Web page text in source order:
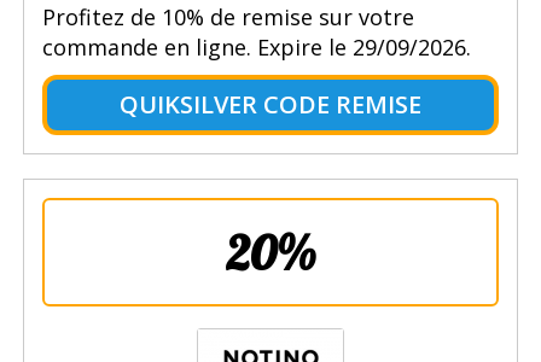
Profitez de 10% de remise sur votre
commande en ligne. Expire le 29/09/2026.
QUIKSILVER CODE REMISE
20%